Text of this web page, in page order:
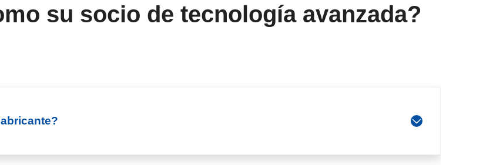
su socio de tecnología avanzada?